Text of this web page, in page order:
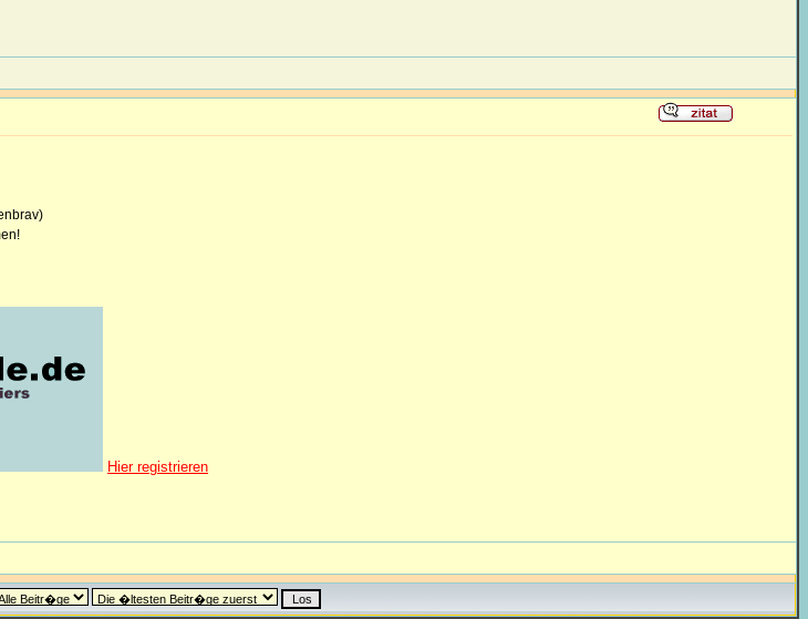
Hier registrieren